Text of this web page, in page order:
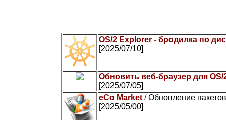
OS/2 Explorer - бродилка по
[2025/07/10]
Обновить веб-браузер для OS/
[2025/07/05]
eCo Market /Обновление
[2025/05/00]